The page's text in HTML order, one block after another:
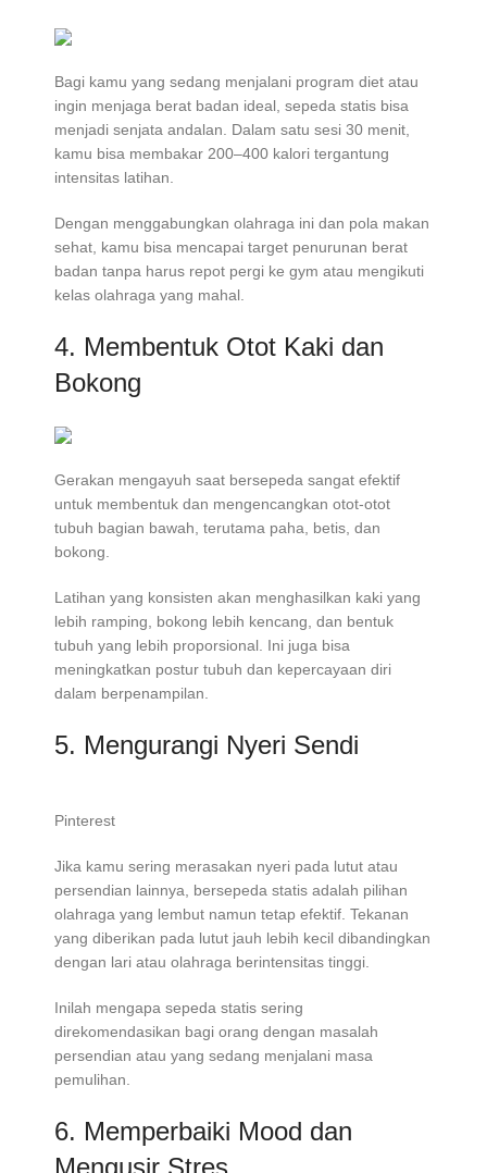
Bagi kamu yang sedang menjalani program diet atau
ingin menjaga berat badan ideal, sepeda statis bisa
menjadi senjata andalan. Dalam satu sesi 30 menit,
kamu bisa membakar 200–400 kalori tergantung
intensitas latihan.
Dengan menggabungkan olahraga ini dan pola makan
sehat, kamu bisa mencapai target penurunan berat
badan tanpa harus repot pergi ke gym atau mengikuti
kelas olahraga yang mahal.
4. Membentuk Otot Kaki dan
Bokong
Gerakan mengayuh saat bersepeda sangat efektif
untuk membentuk dan mengencangkan otot-otot
tubuh bagian bawah, terutama paha, betis, dan
bokong.
Latihan yang konsisten akan menghasilkan kaki yang
lebih ramping, bokong lebih kencang, dan bentuk
tubuh yang lebih proporsional. Ini juga bisa
meningkatkan postur tubuh dan kepercayaan diri
dalam berpenampilan.
5. Mengurangi Nyeri Sendi
Pinterest
Jika kamu sering merasakan nyeri pada lutut atau
persendian lainnya, bersepeda statis adalah pilihan
olahraga yang lembut namun tetap efektif. Tekanan
yang diberikan pada lutut jauh lebih kecil dibandingkan
dengan lari atau olahraga berintensitas tinggi.
Inilah mengapa sepeda statis sering
direkomendasikan bagi orang dengan masalah
persendian atau yang sedang menjalani masa
pemulihan.
6. Memperbaiki Mood dan
Mengusir Stres